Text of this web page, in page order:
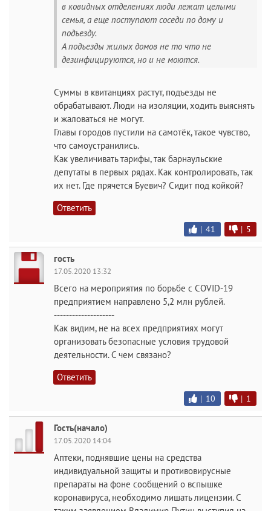
в ковидных отделениях люди лежат целыми
семья, а еще поступают соседи по дому и
подъезду.
А подъезды жилых домов не то что не
дезинфицируются, но и не моются.
Суммы в квитанциях растут, подъезды не
обрабатывают. Люди на изоляции, ходить выяснять
и жаловаться не могут.
Главы городов пустили на самотёк, такое чувство,
что самоустранились.
Как увеличивать тарифы, так барнаульские
депутаты в первых рядах. Как контролировать, так
их нет. Где прячется Буевич? Сидит под койкой?
Ответить
| 41 | 5
гость
17.05.2020 13:32
Всего на мероприятия по борьбе с COVID-19
предприятием направлено 5,2 млн рублей.
--------------------
Как видим, не на всех предприятиях могут
организовать безопасные условия трудовой
деятельности. С чем связано?
Ответить
| 10 | 1
Гость(начало)
17.05.2020 14:04
Аптеки, поднявшие цены на средства
индивидуальной защиты и противовирусные
препараты на фоне сообщений о вспышке
коронавируса, необходимо лишать лицензии. С